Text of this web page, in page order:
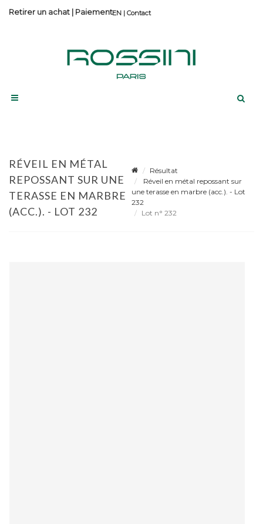
Contact
Retirer un achat | Paiement
RÉVEIL EN MÉTAL
REPOSSANT SUR UNE
TERASSE EN MARBRE
(ACC.). - LOT 232
Résultat
Réveil en métal repossant sur
une terasse en marbre (acc.). - Lot
232
Lot n° 232